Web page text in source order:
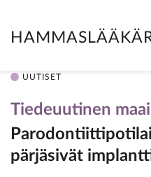
UUTISET
Tiedeuutinen
pärjäsivät